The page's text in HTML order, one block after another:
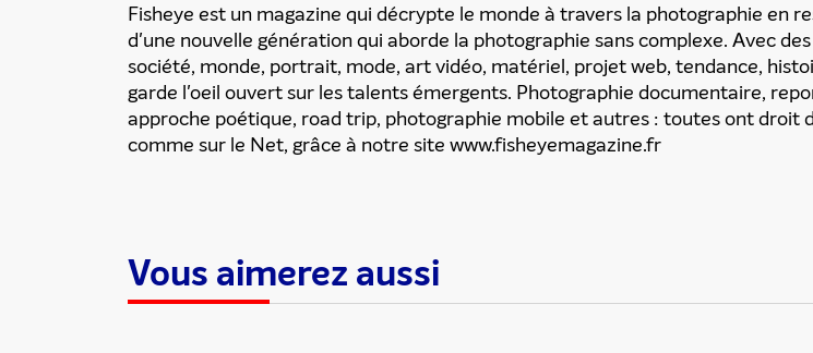
Fisheye est un magazine qui décrypte le monde à travers la photographie en
d'une nouvelle génération qui aborde la photographie sans complexe. Avec
société, monde, portrait, mode, art vidéo, matériel, projet web, tendance,
garde l'oeil ouvert sur les talents émergents. Photographie documentaire,
approche poétique, road trip, photographie mobile et autres : toutes ont droit
comme sur le Net, grâce à notre site www.fisheyemagazine.fr
Vous aimerez aussi